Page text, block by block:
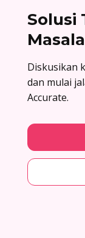
Solusi
Diskusikan
dan mulai
Accurate.